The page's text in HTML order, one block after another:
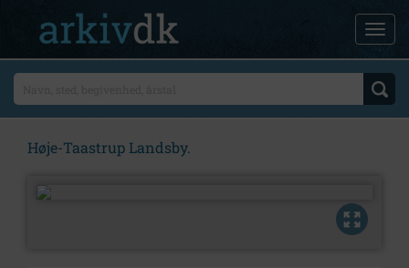
Høje-Taastrup Landsby.